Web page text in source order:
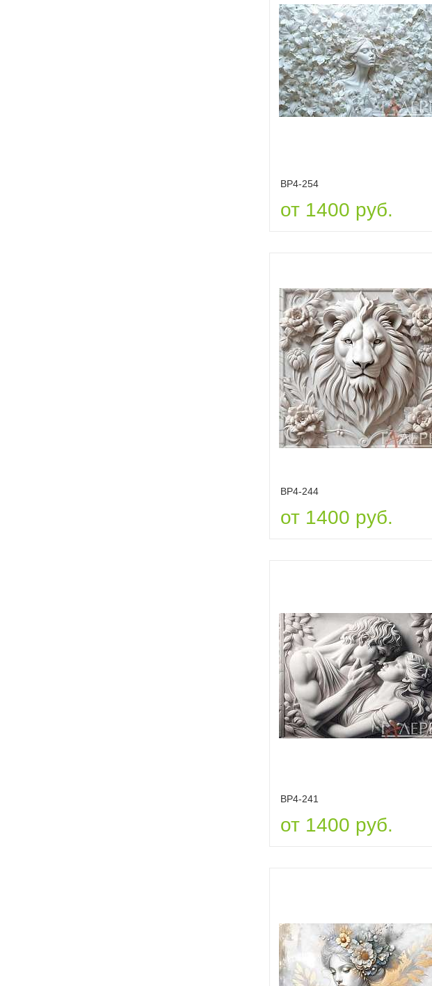
ВР4-254
от 1400 руб.
ВР4-244
от 1400 руб.
ВР4-241
от 1400 руб.